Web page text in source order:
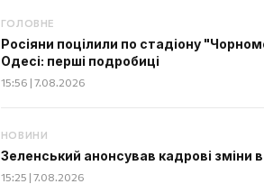
ГОЛОВНЕ
Росіяни поцілили по стадіону
Одесі: перші подробиці
15:56 | 7.08.2026
НОВИНИ
Зеленський анонсував кадрові зміни
15:25 | 7.08.2026